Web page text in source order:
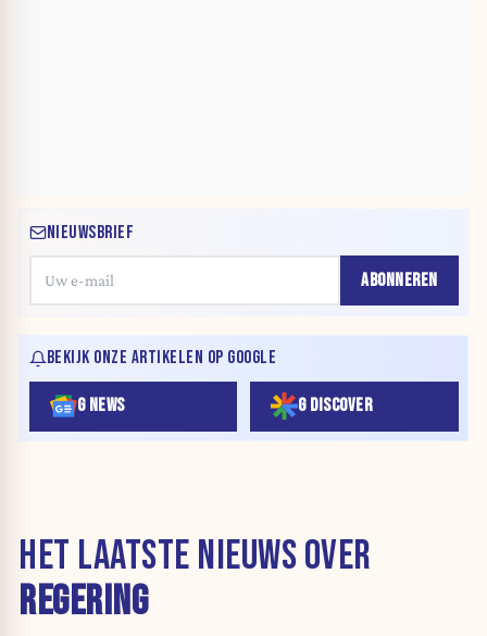
NIEUWSBRIEF
ABONNEREN
BEKIJK ONZE ARTIKELEN OP GOOGLE
G NEWS G DISCOVER
HET LAATSTE NIEUWS OVER
REGERING